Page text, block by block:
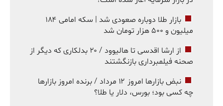
بازار طلا دوباره صعودی شد | سکه امامی ۱۸۴
میلیون و ۵۰۰ هزار تومان شد
از ارشا اقدسی تا هالیوود / ۲۰ بدلکاری که دیگر از
صحنه فیلمبرداری بازنگشتند
نبض بازارها امروز ۱۲ مرداد / برنده امروز بازارها
چه کسی بود؛ بورس، دلار یا طلا؟